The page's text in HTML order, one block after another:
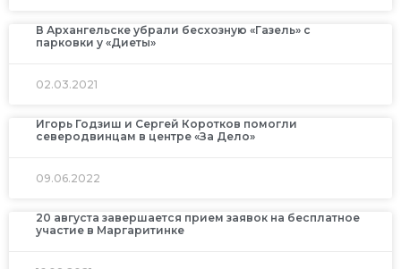
В Архангельске убрали бесхозную «Газель» с
парковки у «Диеты»
02.03.2021
Игорь Годзиш и Сергей Коротков помогли
северодвинцам в центре «За Дело»
09.06.2022
20 августа завершается прием заявок на бесплатное
участие в Маргаритинке